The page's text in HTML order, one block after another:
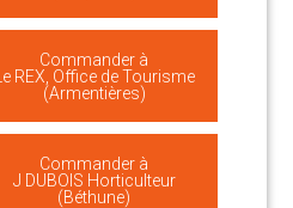
Commander à
Le REX, Office de Tourisme
(Armentières)
Commander à
J DUBOIS Horticulteur
(Béthune)